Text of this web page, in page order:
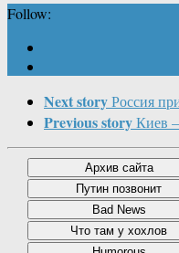
Follow:
Next storyРоссия
Previous storyКиев